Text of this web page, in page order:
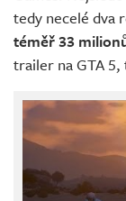
tedy necelé dva
téměř 33
trailer na GTA